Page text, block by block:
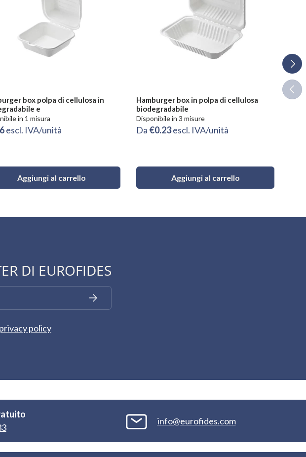
box polpa di cellulosa in
e
in 1 misura
escl. IVA/unità
Aggiungi al carrello
Hamburger box in polpa di cellulosa
biodegradabile
Disponibile in 3 misure
Da €0.23escl. IVA/unità
Aggiungi al carrello
DI EUROFIDES
Iscriviti
privacy policy
info@eurofides.com